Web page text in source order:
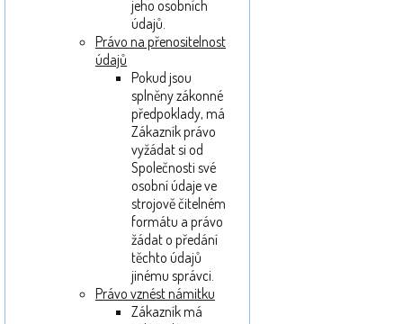
jeho osobních
údajů.
Právo na přenositelnost
údajů
Pokud jsou
splněny zákonné
předpoklady, má
Zákazník právo
vyžádat si od
Společnosti své
osobní údaje ve
strojově čitelném
formátu a právo
žádat o předání
těchto údajů
jinému správci.
Právo vznést námitku
Zákazník má